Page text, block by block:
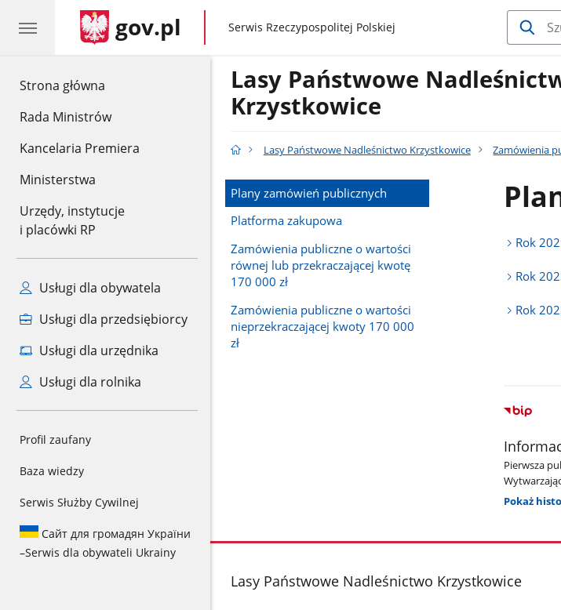
Strona główna
Rada Ministrów
Kancelaria Premiera
Ministerstwa
Urzędy, instytucje
i placówki RP
Usługi dla obywatela
Usługi dla przedsiębiorcy
Usługi dla urzędnika
Usługi dla rolnika
Profil zaufany
Baza wiedzy
Serwis Służby Cywilnej
Сайт для громадян України
–Serwis dla obywateli Ukrainy
gov.pl gov.pl
Serwis Rzeczypospolitej Polskiej
Lasy Państwowe
Krzystkowice
Lasy Państwowe Nadleśnictwo Krzystkowice Zamówienia
Plany zamówień publicznych
Platforma zakupowa
Zamówienia publiczne o wartości
równej lub przekraczającej kwotę
170 000 zł
Zamówienia publiczne o wartości
nieprzekraczającej kwoty 170 000
zł
Rok
Rok
Rok
Pierwsza
Pokaż
stopka
Lasy Państwowe Nadleśnictwo Krzystkowice